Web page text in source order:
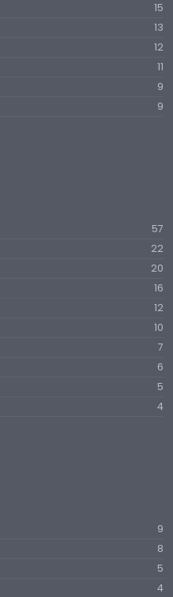
15
13
12
11
9
9
57
22
20
16
12
10
7
6
5
4
9
8
5
4